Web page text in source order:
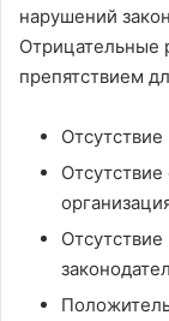
нарушений
Отрицательные
препятствием